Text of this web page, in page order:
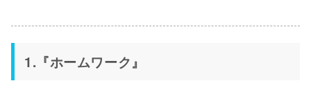
1.『ホームワーク』